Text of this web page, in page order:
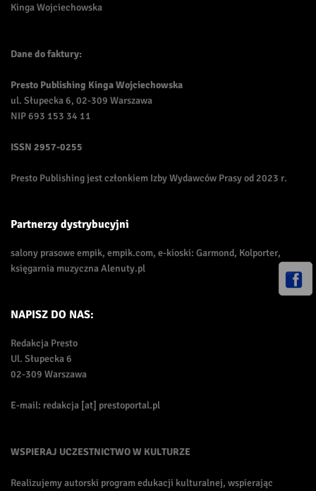
Kinga Wojciechowska
Dane do faktury:
Presto Publishing Kinga Wojciechowska
ul. Słupecka 6, 02-309 Warszawa
NIP 693 153 34 11
ISSN 2957-0255
Presto Publishing jest członkiem Izby Wydawców Prasy od 2023 r.
Partnerzy dystrybucyjni
salony prasowe empik, empik.com, e-kioski: Garmond, Kolporter,
księgarnia muzyczna Alenuty.pl
NAPISZ DO NAS:
Redakcja Presto
Ul. Słupecka 6
02-309 Warszawa
E-mail: redakcja [at] prestoportal.pl
WSPIERAJ UCZESTNICTWO W KULTURZE
Realizujemy autorski program edukacji kulturalnej, wspierając